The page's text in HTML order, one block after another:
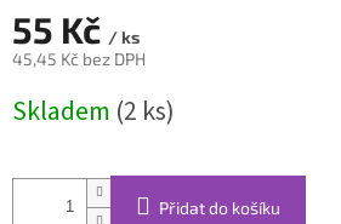
55 Kč / ks
45,45 Kč bez DPH
cena:
Skladem (2 ks)
Přidat do košíku